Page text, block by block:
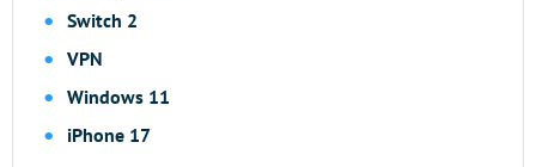
Switch 2
VPN
Windows 11
iPhone 17